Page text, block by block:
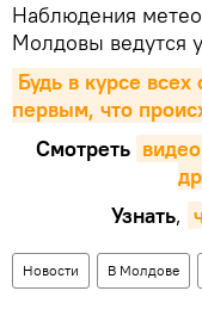
Наблюдения
Молдовы ведутся
Будь в курсе
первым, что
Смотреть видео
Узнать,
Новости В Молдове